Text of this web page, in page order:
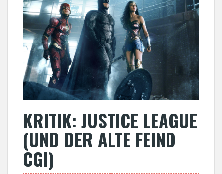
KRITIK: JUSTICE LEAGUE
(UND DER ALTE FEIND
CGI)